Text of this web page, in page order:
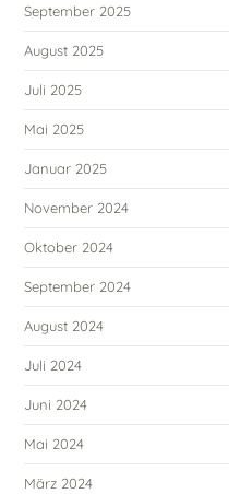
September 2025
August 2025
Juli 2025
Mai 2025
Januar 2025
November 2024
Oktober 2024
September 2024
August 2024
Juli 2024
Juni 2024
Mai 2024
März 2024